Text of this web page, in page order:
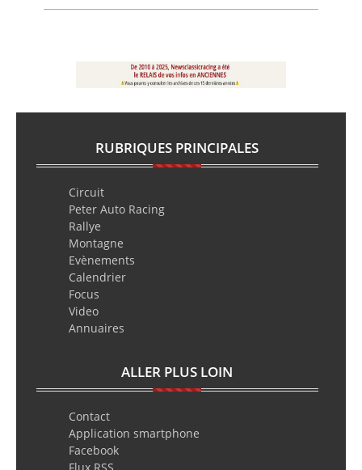
RUBRIQUES PRINCIPALES
Circuit
Peter Auto Racing
Rallye
Montagne
Evènements
Calendrier
Focus
Video
Annuaires
ALLER PLUS LOIN
Contact
Application smartphone
Facebook
Flux RSS